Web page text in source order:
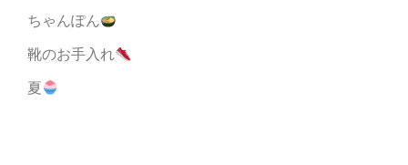
ちゃんぽん
靴のお手入れ
夏